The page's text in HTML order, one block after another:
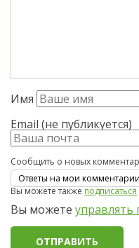
Имя
Email (не публикуется)
Сообщить о новых
Вы можете такжеподписаться
Вы можете управлять